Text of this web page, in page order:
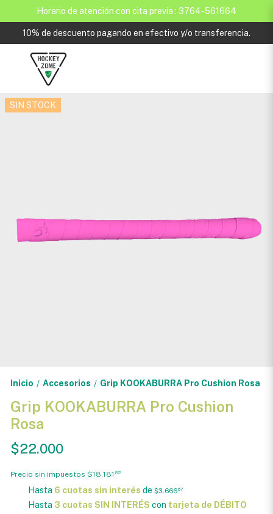
Horario de atención con cita previa : 3764-561664
10% de descuento pagando en efectivo y/o transferencia.
SIN STOCK
Inicio / Accesorios / Grip KOOKABURRA Pro Cushion Rosa
Grip KOOKABURRA Pro Cushion
Rosa
$22.000
Precio sin impuestos $18.181 82
Hasta 6 cuotas sin interés de $3.66667
Hasta 3 cuotas SIN INTERÉS con tarjeta de DÉBITO